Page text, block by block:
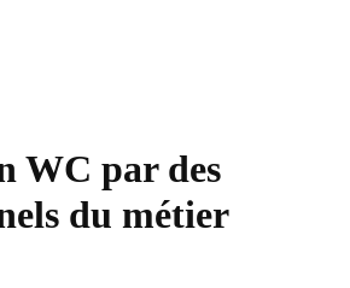
WC par des
du métier